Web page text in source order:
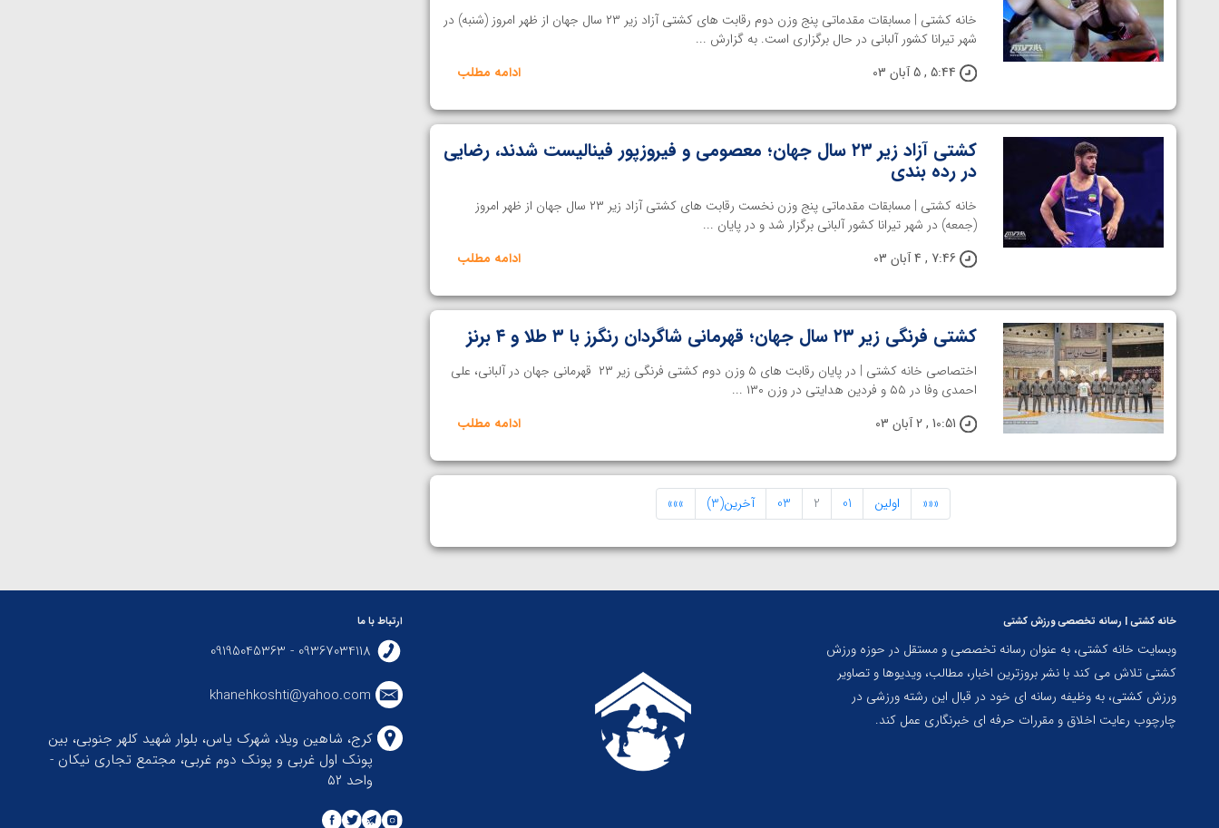
خانه کشتی | مسابقات مقدماتی پنج وزن دوم رقابت های کشتی آزاد زیر ۲۳ سال جهان از ظهر امروز (شنبه) در
شهر تیرانا کشور آلبانی در حال برگزاری است. به گزارش ...
5:44 , 5 آبان 03
ادامه مطلب
کشتی آزاد زیر ۲۳ سال جهان؛ معصومی و فیروزپور فینالیست شدند، رضایی
در رده بندی
خانه کشتی | مسابقات مقدماتی پنج وزن نخست رقابت های کشتی آزاد زیر ۲۳ سال جهان از ظهر امروز
(جمعه) در شهر تیرانا کشور آلبانی برگزار شد و در پایان ...
7:46 , 4 آبان 03
ادامه مطلب
کشتی فرنگی زیر ۲۳ سال جهان؛ قهرمانی شاگردان رنگرز با ۳ طلا و ۴ برنز
اختصاصی خانه کشتی | در پایان رقابت های ۵ وزن دوم کشتی فرنگی زیر ۲۳ قهرمانی جهان در آلبانی، علی
احمدی وفا در ۵۵ و فردین هدایتی در وزن ۱۳۰ ...
10:51 , 2 آبان 03
ادامه مطلب
««« اولین 01
2
03 آخرین(3) »»»
خانه کشتی | رسانه تخصصی ورزش کشتی
وبسایت خانه کشتی، به عنوان رسانه تخصصی و مستقل در حوزه ورزش
کشتی تلاش می کند با نشر بروزترین اخبار، مطالب، ویدیوها و تصاویر
ورزش کشتی، به وظیفه رسانه ای خود در قبال این رشته ورزشی در
چارچوب رعایت اخلاق و مقررات حرفه ای خبرنگاری عمل کند.
ارتباط با ما
09367034118 - 09195045363
khanehkoshti@yahoo.com
کرج، شاهین ویلا، شهرک یاس، بلوار شهید کلهر جنوبی، بین
پونک اول غربی و پونک دوم غربی، مجتمع تجاری نیکان -
واحد ۵۲